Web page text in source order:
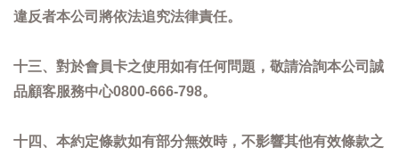
違反者本公司將依法追究法律責任。
十三、對於會員卡之使用如有任何問題，敬請洽詢本公司誠
品顧客服務中心0800-666-798。
十四、本約定條款如有部分無效時，不影響其他有效條款之